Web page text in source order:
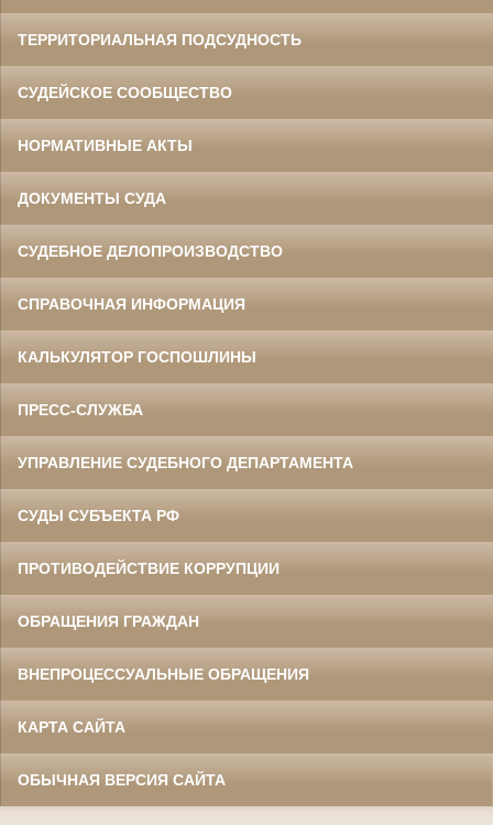
ТЕРРИТОРИАЛЬНАЯ ПОДСУДНОСТЬ
СУДЕЙСКОЕ СООБЩЕСТВО
НОРМАТИВНЫЕ АКТЫ
ДОКУМЕНТЫ СУДА
СУДЕБНОЕ ДЕЛОПРОИЗВОДСТВО
СПРАВОЧНАЯ ИНФОРМАЦИЯ
КАЛЬКУЛЯТОР ГОСПОШЛИНЫ
ПРЕСС-СЛУЖБА
УПРАВЛЕНИЕ СУДЕБНОГО ДЕПАРТАМЕНТА
СУДЫ СУБЪЕКТА РФ
ПРОТИВОДЕЙСТВИЕ КОРРУПЦИИ
ОБРАЩЕНИЯ ГРАЖДАН
ВНЕПРОЦЕССУАЛЬНЫЕ ОБРАЩЕНИЯ
КАРТА САЙТА
ОБЫЧНАЯ ВЕРСИЯ САЙТА